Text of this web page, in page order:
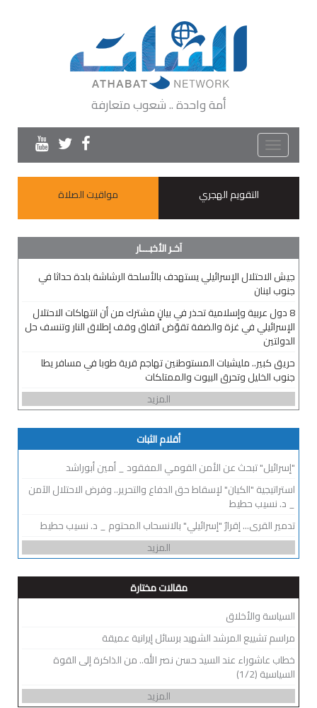
أمة واحدة .. شعوب متعارفة
Toggle
navigation
التقويم الهجري
مواقيت الصلاة
آخـر الأخبـــار
جيش الاحتلال الإسرائيلي يستهدف بالأسلحة الرشاشة بلدة حداثا في
جنوب لبنان
8 دول عربية وإسلامية تحذر في بيانٍ مشترك من أن انتهاكات الاحتلال
الإسرائيلي في غزة والضفة تقوّض اتفاق وقف إطلاق النار وتنسف حل
الدولتين
حريق كبير.. مليشيات المستوطنين تهاجم قرية طوبا في مسافر يطا
جنوب الخليل وتحرق البيوت والممتلكات
المزيد
أقلام الثبات
"إسرائيل" تبحث عن الأمن القومي المفقود _ أمين أبوراشد
استراتيجية "الكيان" لإسقاط حق الدفاع والتحرير.. وفرض الاحتلال الآمن
_ د. نسيب حطيط
تدمير القرى... إقرارٌ "إسرائيلي" بالانسحاب المحتوم _ د. نسيب حطيط
المزيد
مقالات مختارة
السياسة والأخلاق
مراسم تشييع المرشد الشهيد برسائل إيرانية عميقة
خطاب عاشوراء عند السيد حسن نصر الله.. من الذاكرة إلى القوة
السياسية (1/2)
المزيد